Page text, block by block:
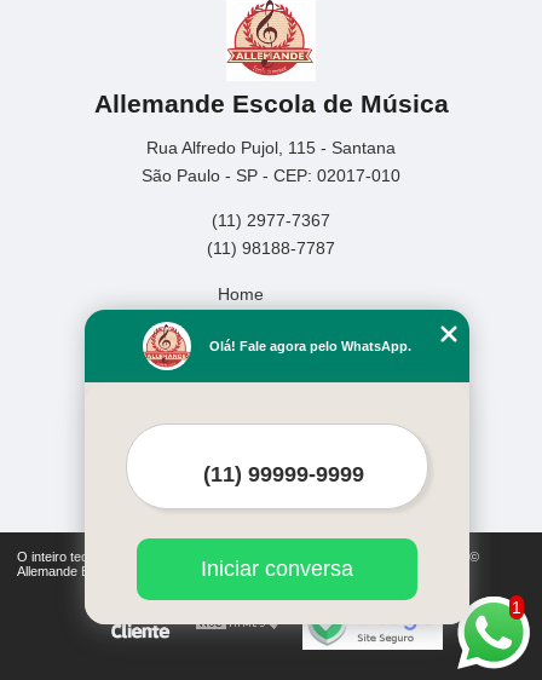
Allemande Escola de Música
Rua Alfredo Pujol, 115 - Santana
São Paulo - SP - CEP: 02017-010
(11) 2977-7367
(11) 98188-7787
Home
Missão
Serviços
Mais Serviços
O inteiro teor deste site está sujeito à proteção de direitos autorais. Copyright©
Allemande Escola de Música (Lei 9610 de 19/02/1998)
1
Olá! Fale agora pelo WhatsApp.
Iniciar conversa